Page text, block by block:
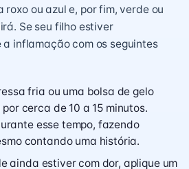
roxo ou azul e, por fim, verde ou
Se seu filho estiver
inflamação com os seguintes
fria ou uma bolsa de gelo
cerca de 10 a 15 minutos.
esse tempo, fazendo
contando uma história.
ainda estiver com dor, aplique um